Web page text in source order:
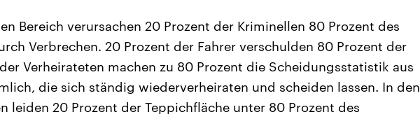
Bereich verursachen 20 Prozent der Kriminellen 80 Prozent des
Verbrechen. 20 Prozent der Fahrer verschulden 80 Prozent der
Verheirateten machen zu 80 Prozent die Scheidungsstatistik aus
die sich ständig wiederverheiraten und scheiden lassen. In den
leiden 20 Prozent der Teppichfläche unter 80 Prozent des